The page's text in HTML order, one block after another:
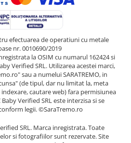
efectuarea de operatiuni cu metale
nr. 0010690/2019
la OSIM cu numarul 162424 si
Verified SRL. Utilizarea acestei marci,
sau a numelui SARATREMO, in
(de tipul, dar nu limitat la, meta
cautare web) fara permisiunea
Baby Verified SRL este interzisa si se
legii. ©SaraTremo.ro
SRL. Marca inregistrata. Toate
si fotografiilor sunt rezervate. Site